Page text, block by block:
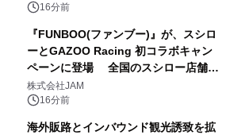
16分前
『FUNBOO(ファンブー)』が、スシロ
ーとGAZOO Racing 初コラボキャン
ペーンに登場 全国のスシロー店舗で
GR 4車種の FUNBOO(ミニカー)付き
メニューが展開されます
株式会社JAM
16分前
海外販路とインバウンド観光誘致を拡